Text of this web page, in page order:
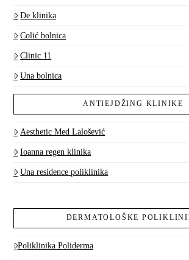
De klinika
Colić bolnica
Clinic 11
Una bolnica
ANTIEJDŽING KLINIKE
Aesthetic Med Lalošević
Ioanna regen klinika
Una residence poliklinika
DERMATOLOŠKE
Poliklinika Poliderma